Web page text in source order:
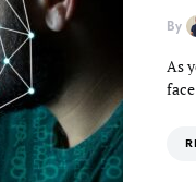
By
As